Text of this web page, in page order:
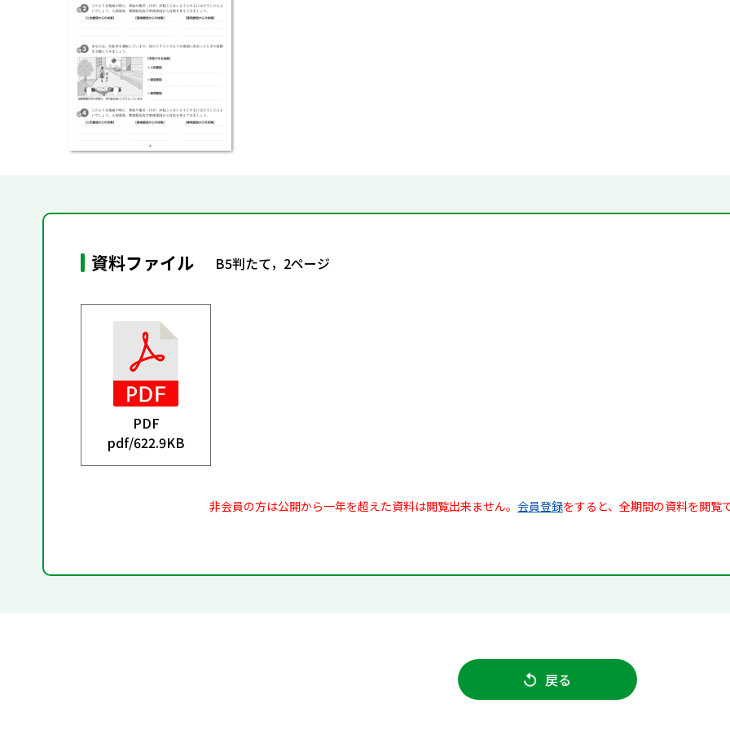
資料ファイル B5判たて，2ページ
PDF
pdf/622.9KB
非会員の方は公開から一年を超えた資料は閲覧出来ません。 会員登録をすると、全期間の資料を閲覧
戻る